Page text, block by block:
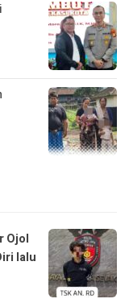
Ojol
lalu